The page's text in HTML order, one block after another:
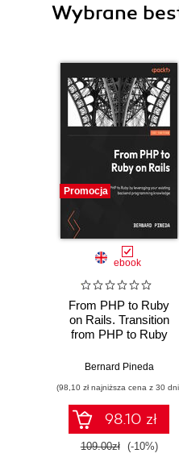
Wybrane
Promocja
ebook
From PHP to Ruby
on Rails. Transition
from PHP to Ruby
existing backend
knowledge
Bernard Pineda
(98,10 zł najniższa cena z 30
98.10 zł
109.00zł (-10%)